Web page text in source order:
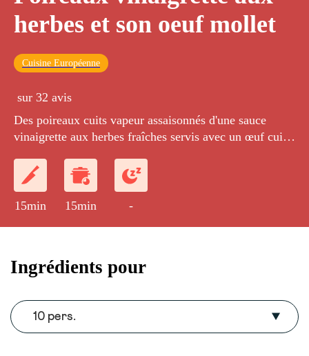
herbes et son oeuf mollet
Cuisine Européenne
sur 32 avis
Des poireaux cuits vapeur assaisonnés d'une sauce
vinaigrette aux herbes fraîches servis avec un œuf cuit
Une recette parfumée qui remet au goût du jour le
fameux poireau vinaigrette !
15min
15min -
Ingrédients pour
10 pers.